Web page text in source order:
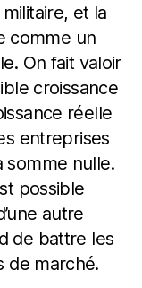
et la
comme un
On fait valoir
croissance
réelle
entreprises
somme nulle.
possible
autre
de battre les
de marché.